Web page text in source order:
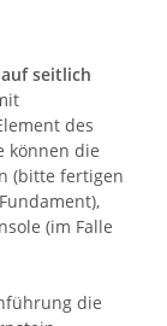
seitlich
des
können die
(bitte fertigen
(im Falle
die